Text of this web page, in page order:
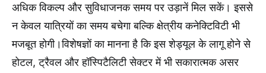
अधिक विकल्प और सुविधाजनक समय पर उड़ानें मिल सकें। इससे
न केवल यात्रियों का समय बचेगा बल्कि क्षेत्रीय कनेक्टिविटी भी
मजबूत होगी।विशेषज्ञों का मानना है कि इस शेड्यूल के लागू होने से
होटल, ट्रैवल और हॉस्पिटैलिटी सेक्टर में भी सकारात्मक असर